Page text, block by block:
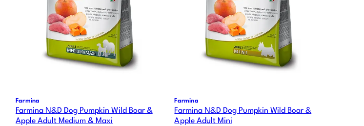
Farmina
Farmina N&D Dog Pumpkin Wild Boar &
Apple Adult Medium & Maxi
Farmina
Farmina N&D Dog Pumpkin Wild Boar &
Apple Adult Mini